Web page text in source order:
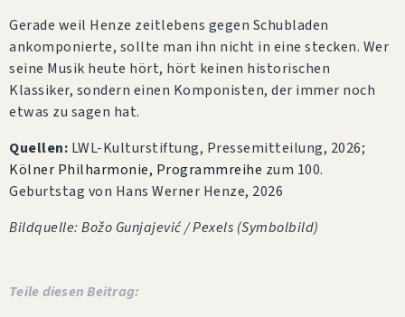
Gerade weil Henze zeitlebens gegen Schubladen
ankomponierte, sollte man ihn nicht in eine stecken. Wer
seine Musik heute hört, hört keinen historischen
Klassiker, sondern einen Komponisten, der immer noch
etwas zu sagen hat.
Quellen: LWL-Kulturstiftung, Pressemitteilung, 2026;
Kölner Philharmonie, Programmreihe zum 100.
Geburtstag von Hans Werner Henze, 2026
Bildquelle: Božo Gunjajević / Pexels (Symbolbild)
Teile diesen Beitrag: